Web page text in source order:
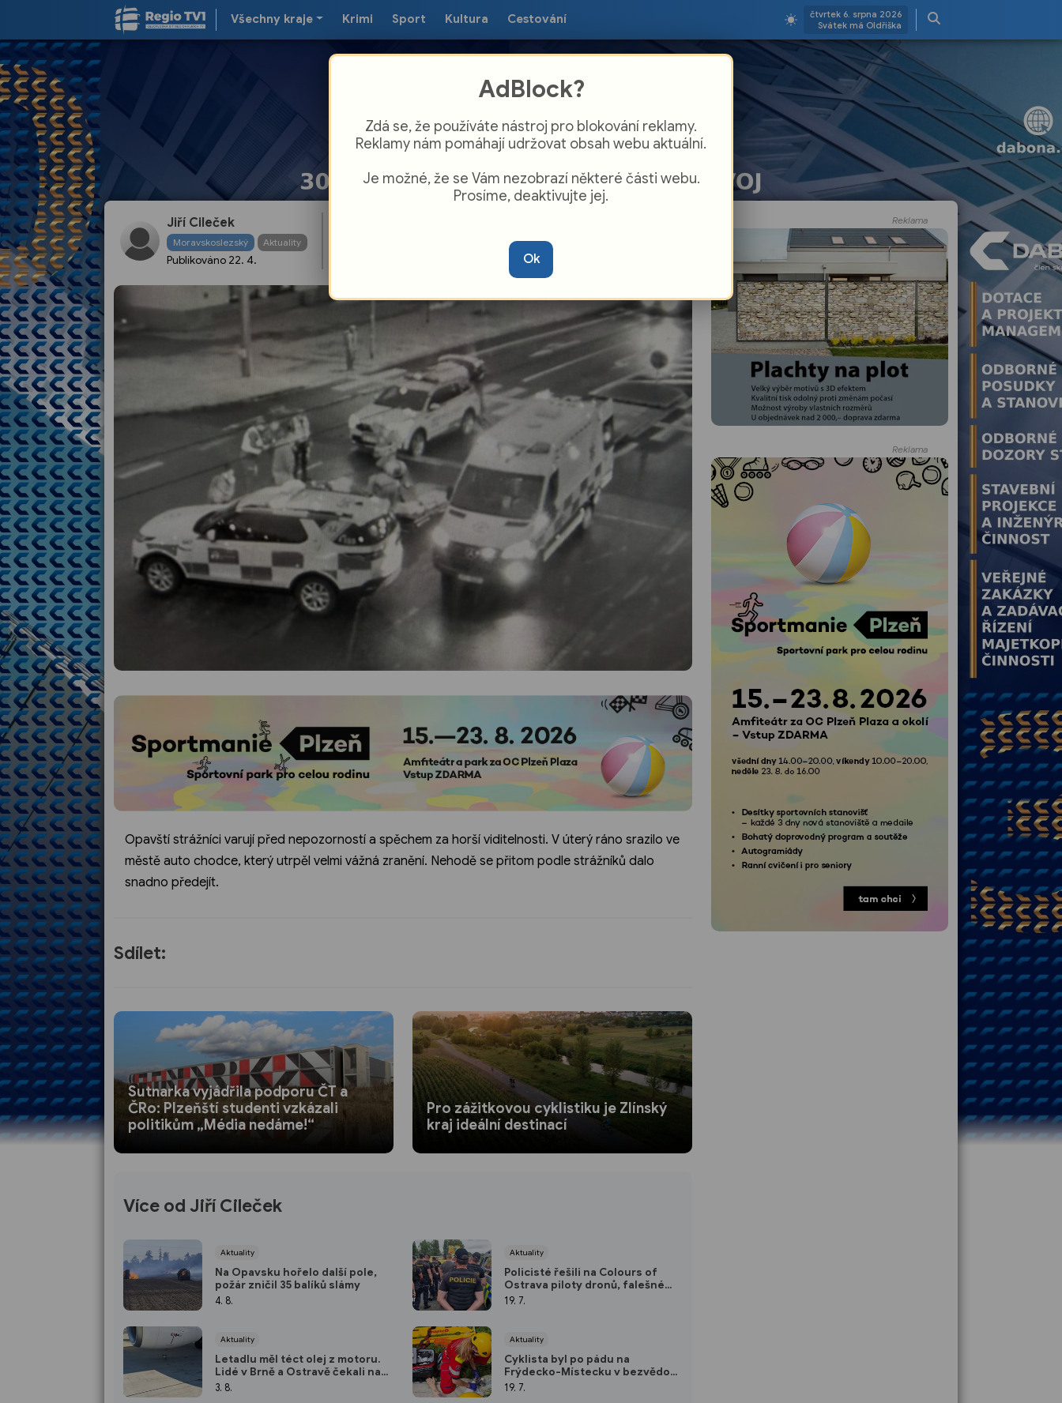
Všechny kraje Krimi Sport Kultura Cestování
čtvrtek 6. srpna 2026
Svátek má Oldřiška
Jiří Cileček
Moravskoslezský Aktuality
Publikováno 22. 4.
Chodce v Opavě srazilo auto
Opavští strážníci varují před nepozorností a spěchem za horší viditelnosti. V úterý ráno srazilo ve
městě auto chodce, který utrpěl velmi vážná zranění. Nehodě se přitom podle strážníků dalo
snadno předejít.
Sdílet:
Sutnarka vyjádřila podporu ČT a
ČRo: Plzeňští studenti vzkázali
politikům „Média nedáme!“
Pro zážitkovou cyklistiku je Zlínský
kraj ideální destinací
Více od Jiří Cileček
Aktuality
Na Opavsku hořelo další pole,
požár zničil 35 balíků slámy
4. 8.
Aktuality
Letadlu měl téct olej z motoru.
Lidé v Brně a Ostravě čekali na
odlet do Tuniska 6 hodin
3. 8.
Aktuality
Policisté řešili na Colours of
Ostrava piloty dronů, falešné
vstupenky i dopravní přestupky
19. 7.
Aktuality
Cyklista byl po pádu na
Frýdecko-Místecku v bezvědomí
a ohrožení života
19. 7.
Reklama
Reklama
AdBlock?
Zdá se, že používáte nástroj pro blokování reklamy.
Reklamy nám pomáhají udržovat obsah webu aktuální.
Je možné, že se Vám nezobrazí některé části webu.
Prosíme, deaktivujte jej.
Ok